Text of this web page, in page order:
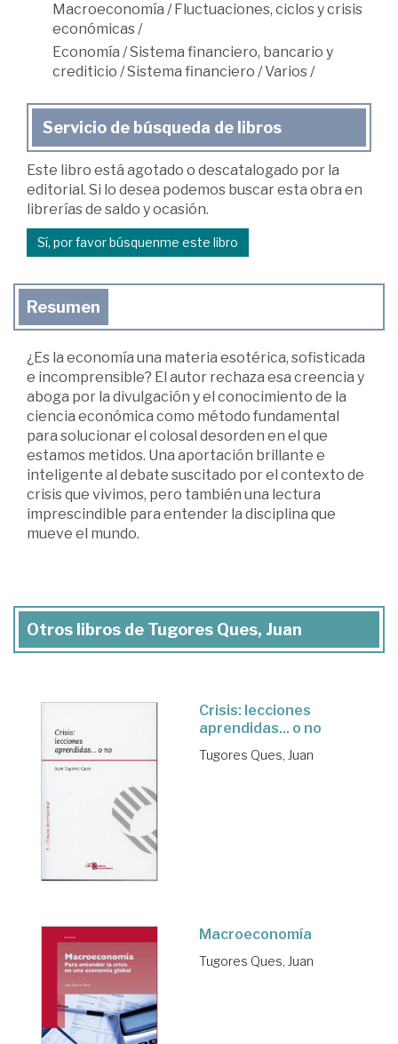
Macroeconomía /Fluctuaciones, ciclos y crisis
económicas/
Economía /Sistema financiero, bancario y
crediticio /Sistema financiero /Varios/
Servicio de búsqueda de libros
Este libro está agotado o descatalogado por la
editorial. Si lo desea podemos buscar esta obra en
librerías de saldo y ocasión.
Sí, por favor búsquenme este libro
Resumen
¿Es la economía una materia esotérica, sofisticada
e incomprensible? El autor rechaza esa creencia y
aboga por la divulgación y el conocimiento de la
ciencia económica como método fundamental
para solucionar el colosal desorden en el que
estamos metidos. Una aportación brillante e
inteligente al debate suscitado por el contexto de
crisis que vivimos, pero también una lectura
imprescindible para entender la disciplina que
mueve el mundo.
Otros libros de Tugores Ques, Juan
Crisis: lecciones
aprendidas... o no
Tugores Ques, Juan
Macroeconomía
Tugores Ques, Juan